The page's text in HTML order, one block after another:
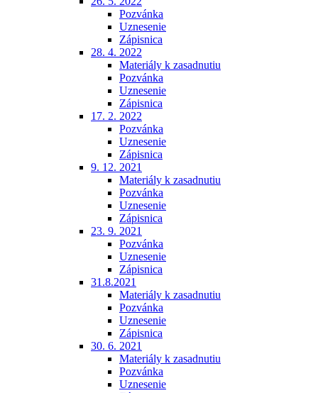
Pozvánka
Uznesenie
Zápisnica
28. 4. 2022
Materiály k zasadnutiu
Pozvánka
Uznesenie
Zápisnica
17. 2. 2022
Pozvánka
Uznesenie
Zápisnica
9. 12. 2021
Materiály k zasadnutiu
Pozvánka
Uznesenie
Zápisnica
23. 9. 2021
Pozvánka
Uznesenie
Zápisnica
31.8.2021
Materiály k zasadnutiu
Pozvánka
Uznesenie
Zápisnica
30. 6. 2021
Materiály k zasadnutiu
Pozvánka
Uznesenie